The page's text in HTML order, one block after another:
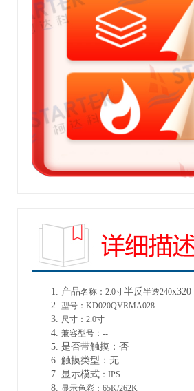
1. 产品名称： 2.0寸半反半透240x320
2. 型号： KD020QVRMA028
3. 尺寸： 2.0寸
4. 兼容型号： --
5. 是否带触摸： 否
6. 触摸类型： 无
7. 显示模式 ：IPS
8. 显示色彩： 65K/262K